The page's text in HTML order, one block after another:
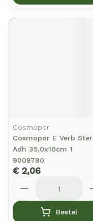
Cosmopor
Cosmopor E Verb Ster
Adh 35,0x10cm 1
9008780
€ 2,06
Bestel